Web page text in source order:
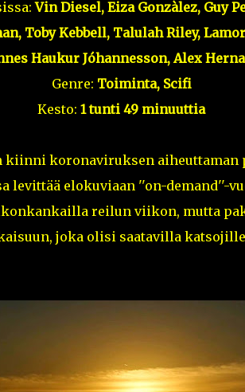
Vin Diesel, Eiza Gonzàlez, Guy
Toby Kebbell, Talulah Riley,
Haukur Jóhannesson, Alex
Genre: Toiminta, Scifi
Kesto: 1 tunti 49 minuuttia
koronaviruksen aiheuttaman
levittää elokuviaan ''on-demand''-
reilun viikon, mutta
joka olisi saatavilla